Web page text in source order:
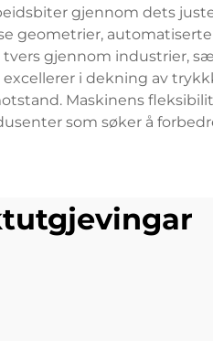
gjennom dets
gjennom industrier,
i dekning av
Maskinens
som søker å